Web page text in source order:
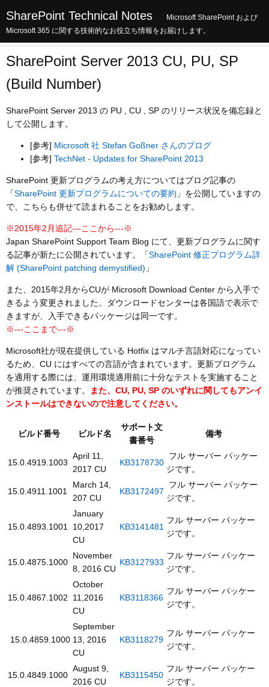
SharePoint Technical Notes
Microsoft SharePoint および
Microsoft 365 に関する技術的なお役立ち情報をお届けします。
SharePoint Server 2013 CU, PU, SP
(Build Number)
SharePoint Server 2013 の PU , CU , SP のリリース状況を備忘録と
して公開します。
[参考] Microsoft 社 Stefan Goßner さんのブログ
[参考] TechNet - Updates for SharePoint 2013
SharePoint 更新プログラムの考え方についてはブログ記事の
「SharePoint 更新プログラムについての要約 」を公開していますの
で、こちらも併せて読まれることをお勧めします。
※2015年2月追記---ここから---※
Japan SharePoint Support Team Blog にて、更新プログラムに関す
る記事が新たに公開されています。「SharePoint 修正プログラム詳
解 (SharePoint patching demystified) 」
また、2015年2月からCUが Microsoft Download Center から入手で
きるよう変更されました。ダウンロードセンターは各国語で表示で
きますが、入手できるパッケージは同一です。
※---ここまで---※
Microsoft社が現在提供している Hotfix はマルチ言語対応になってい
るため、CU にはすべての言語が含まれています。更新プログラム
を適用する際には、運用環境適用前に十分なテストを実施すること
が推奨されています。
また、CU, PU, SP のいずれに関してもアンイ
ンストールはできないので注意してください。
ビルド番号 ビルド名
サポート文
書番号
備考
15.0.4919.1003
April 11,
2017 CU
KB3178730
フル サーバー パッケー
ジです。
15.0.4911.1001
March 14,
207 CU
KB3172497
フル サーバー パッケー
ジです。
15.0.4893.1001
January
10,2017
CU
KB3141481
フル サーバー パッケー
ジです。
15.0.4875.1000
November
8, 2016 CU
KB3127933
フル サーバー パッケー
ジです。
15.0.4867.1002
October
11,2016
CU
KB3118366
フル サーバー パッケー
ジです。
15.0.4859.1000
September
13, 2016
CU
KB3118279
フル サーバー パッケー
ジです。
15.0.4849.1000
August 9,
2016 CU
KB3115450
フル サーバー パッケー
ジです。